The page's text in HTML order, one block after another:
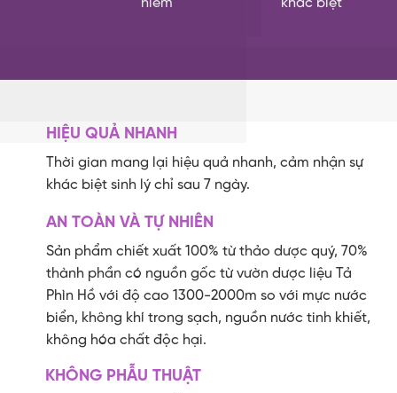
KHÔNG PHẪU THUẬT
HIỆU QUẢ NHANH
Thời gian mang lại hiệu quả nhanh, cảm nhận sự
khác biệt sinh lý chỉ sau 7 ngày.
AN TOÀN VÀ TỰ NHIÊN
Sản phẩm chiết xuất 100% từ thảo dược quý, 70%
thành phần có nguồn gốc từ vườn dược liệu Tả
Phìn Hồ với độ cao 1300-2000m so với mực nước
biển, không khí trong sạch, nguồn nước tinh khiết,
không hóa chất độc hại.